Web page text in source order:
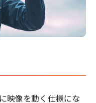
映像を動く仕様にな